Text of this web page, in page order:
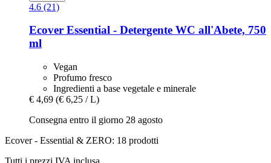
4.6 (21)
Ecover Essential -​ Detergente WC all'Abete, 750
ml
Vegan
Profumo fresco
Ingredienti a base vegetale e minerale
€ 4,69 (€ 6,25 / L)
Consegna entro il giorno 28 agosto
Ecover - Essential & ZERO: 18 prodotti
Tutti i prezzi IVA inclusa